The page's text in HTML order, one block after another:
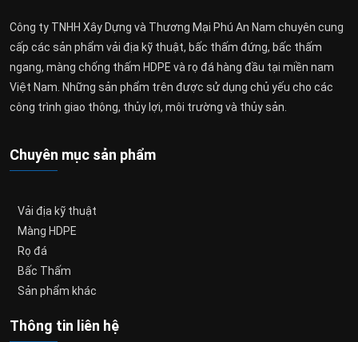
Công ty TNHH Xây Dựng và Thương Mại Phú An Nam chuyên cung
cấp các sản phẩm vải địa kỹ thuật, bấc thấm đứng, bấc thấm
ngang, màng chống thấm HDPE và rọ đá hàng đầu tại miền nam
Việt Nam. Những sản phẩm trên được sử dụng chủ yếu cho các
công trình giao thông, thủy lợi, môi trường và thủy sản.
Chuyên mục sản phẩm
Vải địa kỹ thuật
Màng HDPE
Rọ đá
Bấc Thấm
Sản phẩm khác
Thông tin liên hệ